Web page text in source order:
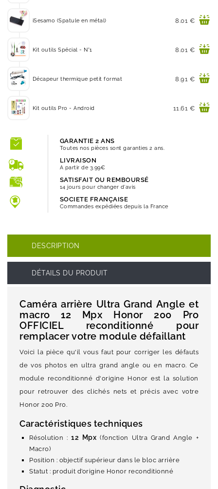
iSesamo (Spatule en métal) Prix
8.01 €
Kit outils Spécial - N°1 Prix
8.01 €
Décapeur thermique petit format Prix
8.91 €
Kit outils Pro - Android Prix
11.61 €
GARANTIE 2 ANS
Toutes nos pièces sont garanties 2 ans.
LIVRAISON
A partir de 3.99€
SATISFAIT OU REMBOURSÉ
14 jours pour changer d'avis
SOCIETE FRANÇAISE
Commandes expédiées depuis la France
DESCRIPTION
DÉTAILS DU PRODUIT
Caméra arrière Ultra Grand Angle et
macro 12 Mpx Honor 200 Pro
OFFICIEL reconditionné pour
remplacer votre module défaillant
Voici la pièce qu'il vous faut pour corriger les défauts
de vos photos en ultra grand angle ou en macro. Ce
module reconditionné d'origine Honor est la solution
pour retrouver des clichés nets et précis avec votre
Honor 200 Pro.
Caractéristiques techniques
Résolution :12 Mpx (fonction Ultra Grand Angle +
Macro)
Position : objectif supérieur dans le bloc arrière
Statut : produit d’origine Honor reconditionné